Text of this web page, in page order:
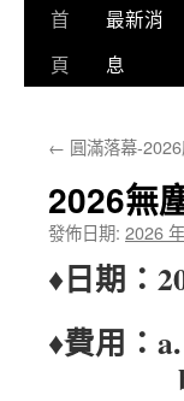
首
頁
最新消
息
← 圓滿落幕-
2026無
發佈日期: 2026
♦日期：
♦費用：
b. 課